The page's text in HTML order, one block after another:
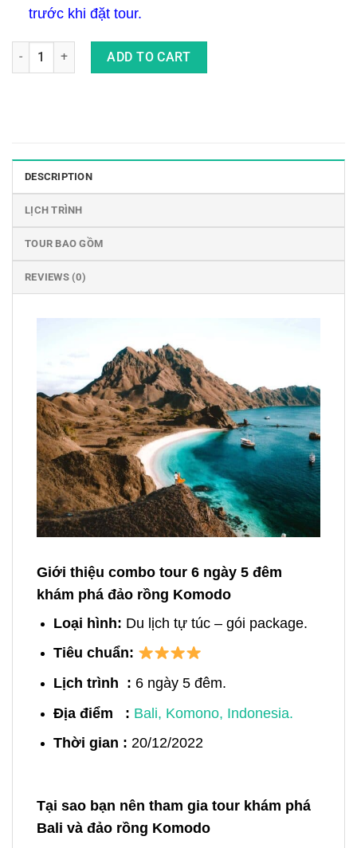
trước khi đặt tour.
Tour 6 Ngày 5 Đêm Du Lịch Bali - Khám Phá Đảo Rồng
ADD TO CART
DESCRIPTION
LỊCH TRÌNH
TOUR BAO GỒM
REVIEWS (0)
Giới thiệu combo tour 6 ngày 5 đêm
khám phá đảo rồng Komodo
Loại hình: Du lịch tự túc – gói package.
Tiêu chuẩn:
Lịch trình : 6ngày 5 đêm.
Địa điểm : Bali, Komono, Indonesia.
Thời gian : 20/12/2022
Tại sao bạn nên tham gia tour khám phá
Bali và đảo rồng Komodo